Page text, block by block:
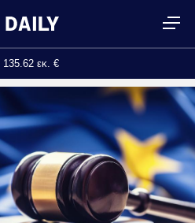
135.62 εκ. €